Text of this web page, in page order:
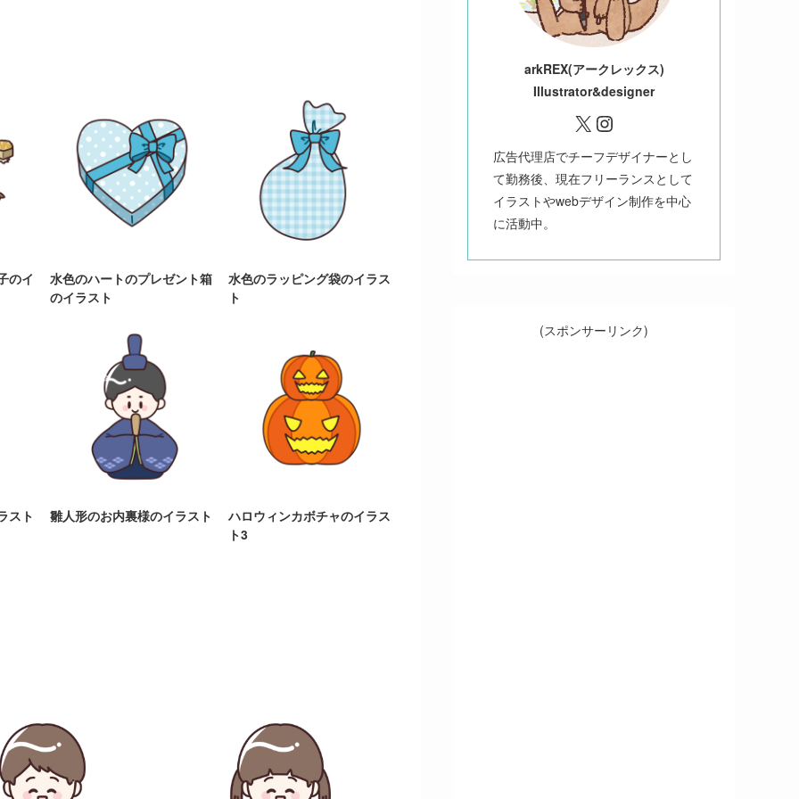
のイ
水色のハートのプレゼント箱
のイラスト
水色のラッピング袋のイラス
ト
スト 雛人形のお内裏様のイラスト
ハロウィンカボチャのイラス
ト3
arkREX(アークレックス)
Illustrator&designer
X Instagram
広告代理店でチーフデザイナーとし
て勤務後、現在フリーランスとして
イラストやwebデザイン制作を中心
に活動中。
(スポンサーリンク)